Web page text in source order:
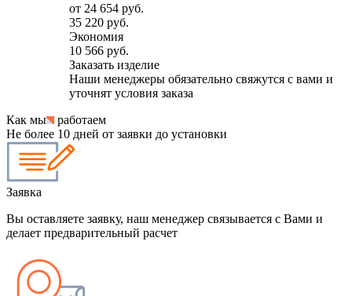
от 24 654 руб.
35 220 руб.
Экономия
10 566 руб.
Заказать изделие
Наши менеджеры обязательно свяжутся с вами и
уточнят условия заказа
Как мы
работаем
Не более 10 дней от заявки до установки
Заявка
Вы оставляете заявку, наш менеджер связывается с Вами и
делает предварительный расчет